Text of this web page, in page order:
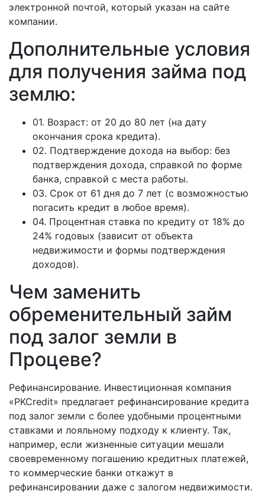
электронной почтой, который указан на сайте
компании.
Дополнительные условия
для получения займа под
землю:
01. Возраст: от 20 до 80 лет (на дату
окончания срока кредита).
02. Подтверждение дохода на выбор: без
подтверждения дохода, справкой по форме
банка, справкой с места работы.
03. Срок от 61 дня до 7 лет (с возможностью
погасить кредит в любое время).
04. Процентная ставка по кредиту от 18% до
24% годовых (зависит от объекта
недвижимости и формы подтверждения
доходов).
Чем заменить
обременительный займ
под залог земли в
Процеве?
Рефинансирование. Инвестиционная компания
«PKCredit» предлагает рефинансирование кредита
под залог земли с более удобными процентными
ставками и лояльному подходу к клиенту. Так,
например, если жизненные ситуации мешали
своевременному погашению кредитных платежей,
то коммерческие банки откажут в
рефинансировании даже с залогом недвижимости.